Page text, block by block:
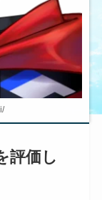
評価し